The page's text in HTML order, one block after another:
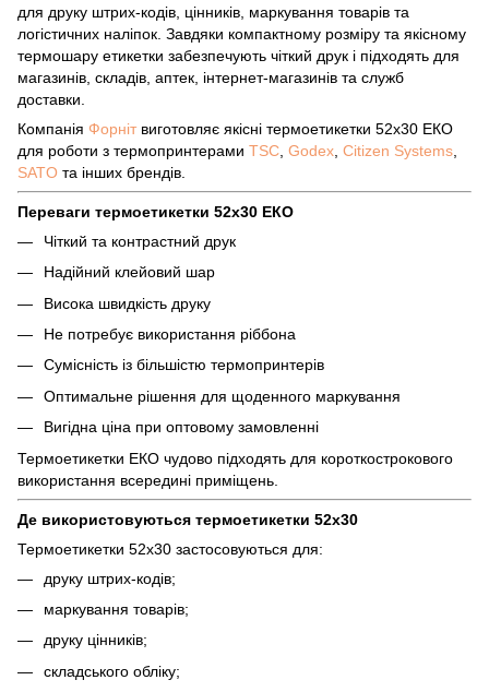
для друку штрих-кодів, цінників, маркування товарів та
логістичних наліпок. Завдяки компактному розміру та якісному
термошару етикетки забезпечують чіткий друк і підходять для
магазинів, складів, аптек, інтернет-магазинів та служб
доставки.
Компанія Форнітвиготовляє якісні термоетикетки 52х30 ЕКО
для роботи з термопринтерами TSC Godex Citizen Systems
SATO та інших брендів.
Переваги термоетикетки 52х30 ЕКО
Чіткий та контрастний друк
Надійний клейовий шар
Висока швидкість друку
Не потребує використання ріббона
Сумісність із більшістю термопринтерів
Оптимальне рішення для щоденного маркування
Вигідна ціна при оптовому замовленні
Термоетикетки ЕКО чудово підходять для короткострокового
використання всередині приміщень.
Де використовуються термоетикетки 52х30
Термоетикетки 52х30 застосовуються для:
друку штрих-кодів;
маркування товарів;
друку цінників;
складського обліку;